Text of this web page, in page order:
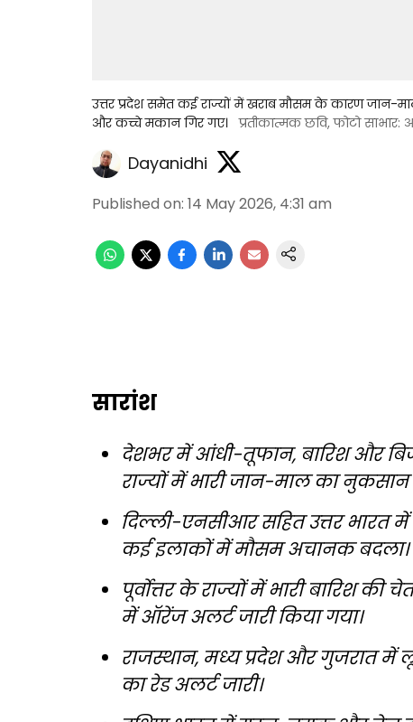
उत्तर प्रदेश समेत कई राज्यों में खराब मौसम के कारण
और कच्चे मकान गिर गए। प्रतीकात्मक छवि, फोटो साभार:
Dayanidhi
Published on: 14 May 2026, 4:31 am
सारांश
देशभर में आंधी-तूफान, बारिश और
राज्यों में भारी जान-माल का
दिल्ली-एनसीआर सहित उत्तर भारत
कई इलाकों में मौसम अचानक बदला।
पूर्वोत्तर के राज्यों में भारी बारिश
में ऑरेंज अलर्ट जारी किया गया।
राजस्थान, मध्य प्रदेश और गुजरात में
का रेड अलर्ट जारी।